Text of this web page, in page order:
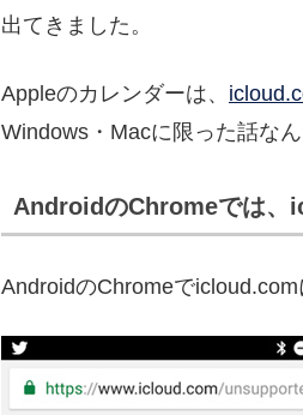
出てきました。
Appleのカレンダーは、
Windows・Macに限った話な
AndroidのChromeでは、
AndroidのChromeで